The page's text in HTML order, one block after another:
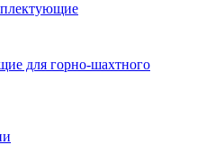
для горно-шахтного